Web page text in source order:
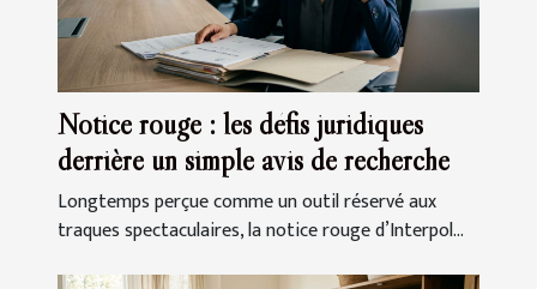
Notice rouge : les défis juridiques
derrière un simple avis de recherche
Longtemps perçue comme un outil réservé aux
traques spectaculaires, la notice rouge d’Interpol...